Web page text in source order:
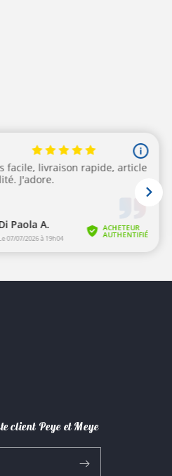
client Peye et Meye